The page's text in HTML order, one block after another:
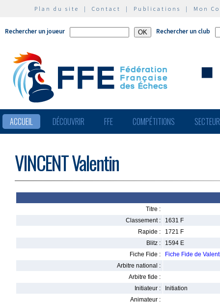
Plan du site | Contact | Publications | Mon
Rechercher un joueur Rechercher un club
ACCUEIL DÉCOUVRIR FFE COMPÉTITIONS
VINCENT Valentin
Titre :
Classement :
1631 F
Rapide :
1721 F
Blitz :
1594 E
Fiche Fide :
Fiche Fide de
Arbitre national :
Arbitre fide :
Initiateur :
Initiation
Animateur :